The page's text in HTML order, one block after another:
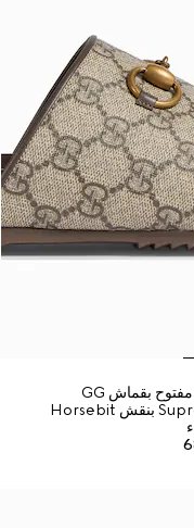
حذاء مفتوح بقماش GG
Supreme بنقش Horsebit